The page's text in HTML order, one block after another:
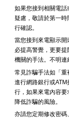
如果您接到相關電
疑慮，敬請於第一時
行確認。
當您接到來電顯示
必提高警覺，更要
機關的手法。不明連
常見詐騙手法如「
進行網路銀行或
行，如果來電內容要
降低詐騙的風險。
亦請您定期修改密碼